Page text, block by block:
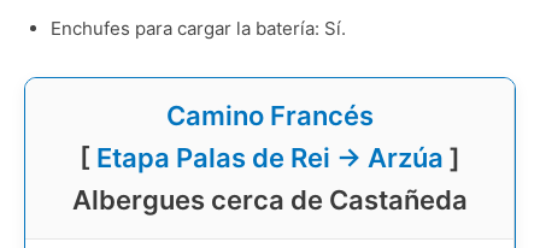
Enchufes para cargar la batería: Sí.
Camino Francés
[ Etapa Palas de Rei → Arzúa ]
Albergues cerca de Castañeda